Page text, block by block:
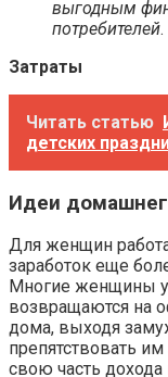
выгодным
потребителей.
Затраты
Читать статью
детских
Идеи
Для женщин
заработок еще
Многие женщины
возвращаются на
дома, выходя
препятствовать
свою часть